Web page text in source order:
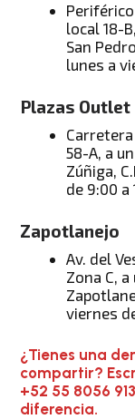
local 18-
San
lunes a
Plazas Outlet
58-A, a
Zúñiga,
de 9:00 a
Zapotlanejo
Av. del
Zona C,
viernes
¿Tienes una
compartir?
+52 55 8056
diferencia.